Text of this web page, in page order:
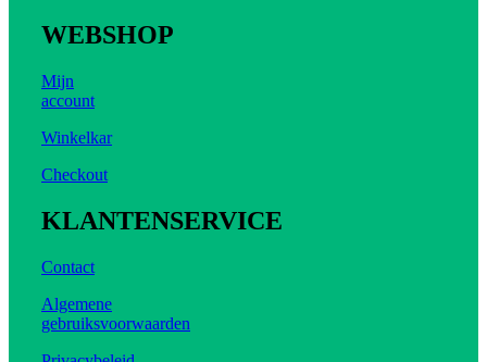
WEBSHOP
Mijn
account
Winkelkar
Checkout
KLANTENSERVICE
Contact
Algemene
gebruiksvoorwaarden